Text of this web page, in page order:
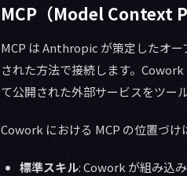
MCP（Model Context
MCP は Anthropic が策定したオ
された方法で接続します。
て公開された外部サービスをツー
Cowork における MCP の位置づけ
標準スキル: Cowork が組み込